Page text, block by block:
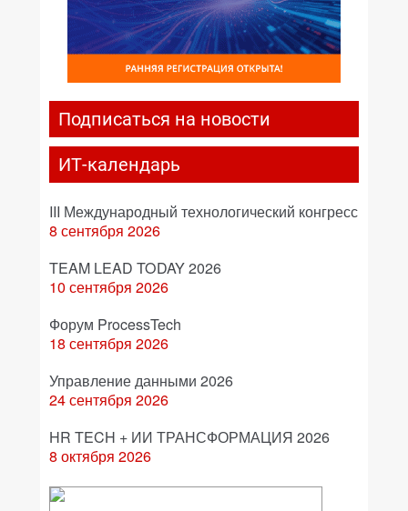
Подписаться на новости
ИТ-календарь
III Международный технологический конгресс
8 сентября 2026
TEAM LEAD TODAY 2026
10 сентября 2026
Форум ProcessTech
18 сентября 2026
Управление данными 2026
24 сентября 2026
HR TECH + ИИ ТРАНСФОРМАЦИЯ 2026
8 октября 2026